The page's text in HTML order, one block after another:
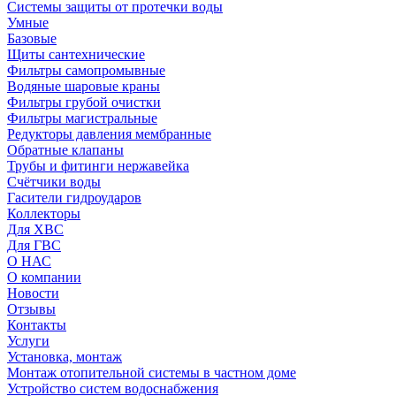
Системы защиты от протечки воды
Умные
Базовые
Щиты сантехнические
Фильтры самопромывные
Водяные шаровые краны
Фильтры грубой очистки
Фильтры магистральные
Редукторы давления мембранные
Обратные клапаны
Трубы и фитинги нержавейка
Счётчики воды
Гасители гидроударов
Коллекторы
Для ХВС
Для ГВС
О НАС
О компании
Новости
Отзывы
Контакты
Услуги
Установка, монтаж
Монтаж отопительной системы в частном доме
Устройство систем водоснабжения